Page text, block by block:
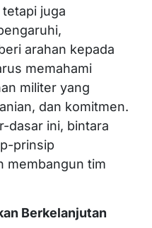
juga
arahan kepada
memahami
militer yang
dan komitmen.
dasar ini, bintara
prinsip
membangun tim
Berkelanjutan